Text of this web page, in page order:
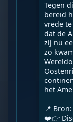
Tegen
bereid
vrede
dat de
zij nu
zo
het
📍 Bron:
❤️👉